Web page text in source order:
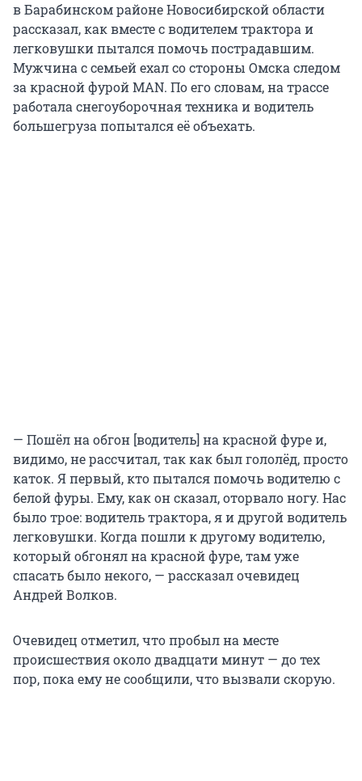
в Барабинском районе Новосибирской области
рассказал, как вместе с водителем трактора и
легковушки пытался помочь пострадавшим.
Мужчина с семьей ехал со стороны Омска следом
за красной фурой MAN. По его словам, на трассе
работала снегоуборочная техника и водитель
большегруза попытался её объехать.
— Пошёл на обгон [водитель] на красной фуре и,
видимо, не рассчитал, так как был гололёд, просто
каток. Я первый, кто пытался помочь водителю с
белой фуры. Ему, как он сказал, оторвало ногу. Нас
было трое: водитель трактора, я и другой водитель
легковушки. Когда пошли к другому водителю,
который обгонял на красной фуре, там уже
спасать было некого, — рассказал очевидец
Андрей Волков.
Очевидец отметил, что пробыл на месте
происшествия около двадцати минут — до тех
пор, пока ему не сообщили, что вызвали скорую.